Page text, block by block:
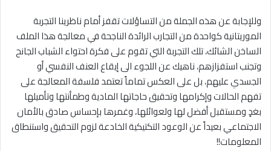
وللإجابة عن هذه الجملة من التساؤلات تقفز أمام ناظرينا التجربة
الموريتانية كواحدة من التجارب الرائدة الناجحة في معالجة هذا الملف
الساخن الشائك، تلك التجربة التي تقوم على فكرة احتواء الشباب الجانح
وتجنب استفزازهم، ناهيك عن اللجوء الى إيقاع العنف النفسي أو
الجسدي عليهم، بل على العكس تماماً تعتمد فلسفة المعالجة على
تفهم الحالات وإكرامها وتحقيق حاجاتها المادية وطمأنتها وتأميلها
بغدٍ ومستقبل أفضل لها ولعوائلها، وغمرها بإحساس صادق بالأمان
الاجتماعي بعيداً عن الوعود التكتيكية الخادعة لزوم التحقيق واستنطاق
المعلومات!!